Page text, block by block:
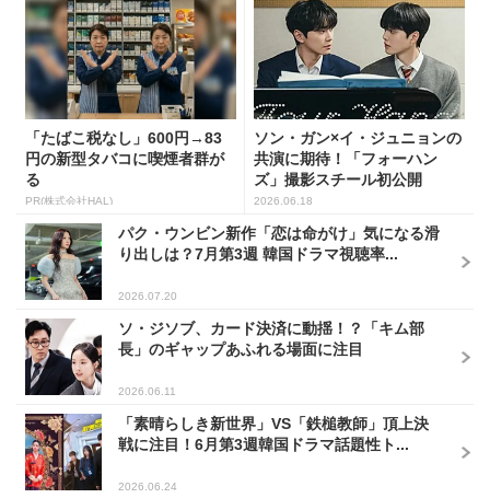
「たばこ税なし」600円→83
円の新型タバコに喫煙者群が
る
PR(株式会社HAL)
ソン・ガン×イ・ジュニョンの
共演に期待！「フォーハン
ズ」撮影スチール初公開
2026.06.18
パク・ウンビン新作「恋は命がけ」気になる滑
り出しは？7月第3週 韓国ドラマ視聴率...
2026.07.20
ソ・ジソブ、カード決済に動揺！？「キム部
長」のギャップあふれる場面に注目
2026.06.11
「素晴らしき新世界」VS「鉄槌教師」頂上決
戦に注目！6月第3週韓国ドラマ話題性ト...
2026.06.24